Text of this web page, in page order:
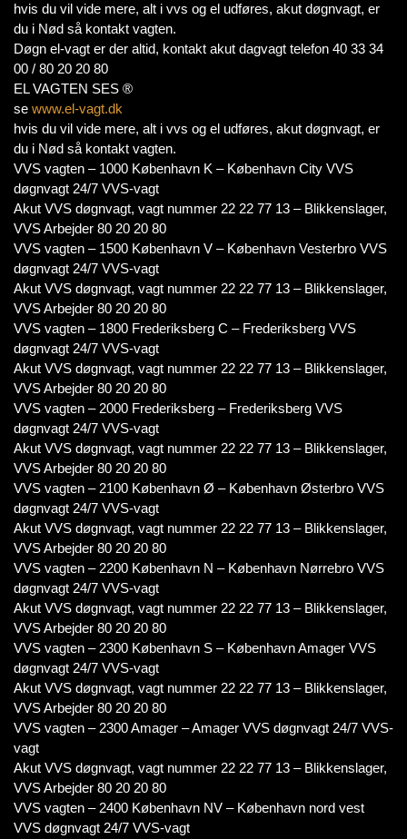
hvis du vil vide mere, alt i vvs og el udføres, akut døgnvagt, er
du i Nød så kontakt vagten.
Døgn el-vagt er der altid, kontakt akut dagvagt telefon 40 33 34
00 / 80 20 20 80
EL VAGTEN SES ®
se www.el-vagt.dk
hvis du vil vide mere, alt i vvs og el udføres, akut døgnvagt, er
du i Nød så kontakt vagten.
VVS vagten – 1000 København K – København City VVS
døgnvagt 24/7 VVS-vagt
Akut VVS døgnvagt, vagt nummer 22 22 77 13 – Blikkenslager,
VVS Arbejder 80 20 20 80
VVS vagten – 1500 København V – København Vesterbro VVS
døgnvagt 24/7 VVS-vagt
Akut VVS døgnvagt, vagt nummer 22 22 77 13 – Blikkenslager,
VVS Arbejder 80 20 20 80
VVS vagten – 1800 Frederiksberg C – Frederiksberg VVS
døgnvagt 24/7 VVS-vagt
Akut VVS døgnvagt, vagt nummer 22 22 77 13 – Blikkenslager,
VVS Arbejder 80 20 20 80
VVS vagten – 2000 Frederiksberg – Frederiksberg VVS
døgnvagt 24/7 VVS-vagt
Akut VVS døgnvagt, vagt nummer 22 22 77 13 – Blikkenslager,
VVS Arbejder 80 20 20 80
VVS vagten – 2100 København Ø – København Østerbro VVS
døgnvagt 24/7 VVS-vagt
Akut VVS døgnvagt, vagt nummer 22 22 77 13 – Blikkenslager,
VVS Arbejder 80 20 20 80
VVS vagten – 2200 København N – København Nørrebro VVS
døgnvagt 24/7 VVS-vagt
Akut VVS døgnvagt, vagt nummer 22 22 77 13 – Blikkenslager,
VVS Arbejder 80 20 20 80
VVS vagten – 2300 København S – København Amager VVS
døgnvagt 24/7 VVS-vagt
Akut VVS døgnvagt, vagt nummer 22 22 77 13 – Blikkenslager,
VVS Arbejder 80 20 20 80
VVS vagten – 2300 Amager – Amager VVS døgnvagt 24/7 VVS-
vagt
Akut VVS døgnvagt, vagt nummer 22 22 77 13 – Blikkenslager,
VVS Arbejder 80 20 20 80
VVS vagten – 2400 København NV – København nord vest
VVS døgnvagt 24/7 VVS-vagt